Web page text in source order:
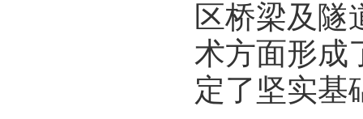
区桥梁及隧
术方面形成
定了坚实基